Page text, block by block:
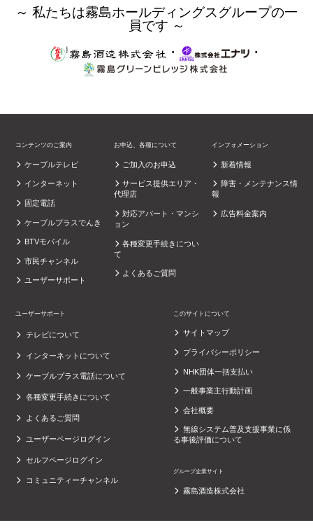
～ 私たちは霧島ホールディングスグループの一
員です ～
・
・
コンテンツのご案内
ケーブルテレビ
インターネット
固定電話
ケーブルプラスでんき
BTVモバイル
市民チャンネル
ユーザーサポート
お申込、各種について
ご加入のお申込
サービス提供エリア・
代理店
対応アパート・マンシ
ョン
各種変更手続きについ
て
よくあるご質問
インフォメーション
新着情報
障害・メンテナンス情
報
広告料金案内
ユーザーサポート
テレビについて
インターネットについて
ケーブルプラス電話について
各種変更手続きについて
よくあるご質問
ユーザーページログイン
セルフページログイン
コミュニティーチャンネル
このサイトについて
サイトマップ
プライバシーポリシー
NHK団体一括支払い
一般事業主行動計画
会社概要
無線システム普及支援事業に係
る事後評価について
グループ企業サイト
霧島酒造株式会社